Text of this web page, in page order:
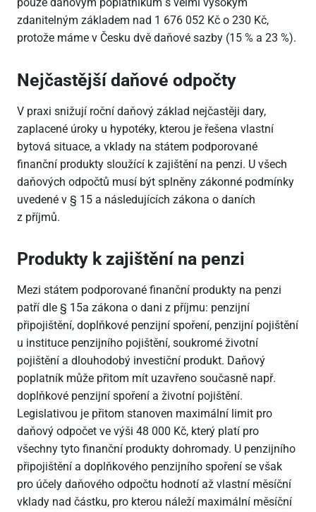
zdanitelným základem nad 1 676 052 Kč o 230 Kč,
protože máme v Česku dvě daňové sazby (15 % a 23 %).
Nejčastější daňové odpočty
V praxi snižují roční daňový základ nejčastěji dary,
zaplacené úroky u hypotéky, kterou je řešena vlastní
bytová situace, a vklady na státem podporované
finanční produkty sloužící k zajištění na penzi. U všech
daňových odpočtů musí být splněny zákonné podmínky
uvedené v § 15 a následujících zákona o daních
z příjmů.
Produkty k zajištění na penzi
Mezi státem podporované finanční produkty na penzi
patří dle § 15a zákona o dani z příjmu: penzijní
připojištění, doplňkové penzijní spoření, penzijní pojištění
u instituce penzijního pojištění, soukromé životní
pojištění a dlouhodobý investiční produkt. Daňový
poplatník může přitom mít uzavřeno současně např.
doplňkové penzijní spoření a životní pojištění.
Legislativou je přitom stanoven maximální limit pro
daňový odpočet ve výši 48 000 Kč, který platí pro
všechny tyto finanční produkty dohromady. U penzijního
připojištění a doplňkového penzijního spoření se však
pro účely daňového odpočtu hodnotí až vlastní měsíční
vklady nad částku, pro kterou náleží maximální měsíční